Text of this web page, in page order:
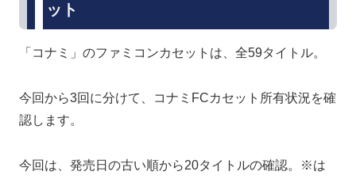
ット
「コナミ」のファミコンカセットは、全59タイトル。
今回から3回に分けて、コナミFCカセット所有状況を確
認します。
今回は、発売日の古い順から20タイトルの確認。※は